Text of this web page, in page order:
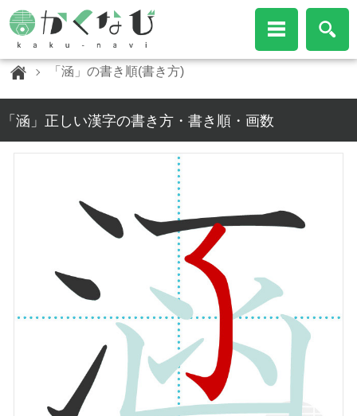
「涵」の書き順(書き方)
「涵」正しい漢字の書き方・書き順・画数